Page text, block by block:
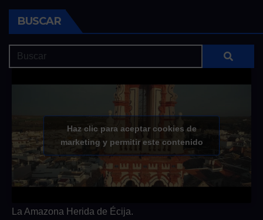
BUSCAR
Haz clic para aceptar cookies de
marketing y permitir este contenido
La Amazona Herida de Écija.